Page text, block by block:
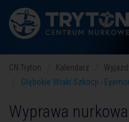
CN Tryton Kalendarz
Głębokie Wraki Szkocji -
Wyprawa